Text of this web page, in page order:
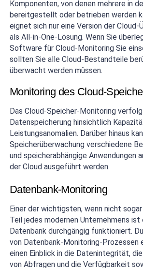
Komponenten, von denen mehrere in
bereitgestellt oder betrieben werden
eignet sich nur eine Version der Cloud-
als All-in-One-Lösung. Wenn Sie
Software für Cloud-Monitoring Sie
sollten Sie alle Cloud-Bestandteile
überwacht werden müssen.
Monitoring des Cloud-
Das Cloud-Speicher-Monitoring
Datenspeicherung hinsichtlich
Leistungsanomalien. Darüber hinaus
Speicherüberwachung verschiedene
und speicherabhängige Anwendungen
der Cloud ausgeführt werden.
Datenbank-Monitoring
Einer der wichtigsten, wenn nicht
Teil jedes modernen Unternehmens ist
Datenbank durchgängig funktioniert.
von Datenbank-Monitoring-Prozessen
einen Einblick in die Datenintegrität,
von Abfragen und die Verfügbarkeit